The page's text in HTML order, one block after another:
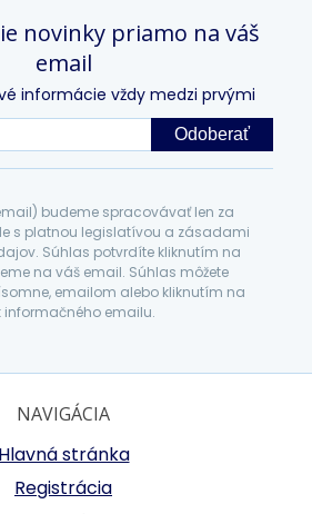
novinky priamo na váš
email
informácie vždy medzi prvými
Odoberať
budeme spracovávať len za
s platnou legislatívou a zásadami
Súhlas potvrdíte kliknutím na
na váš email. Súhlas môžete
emailom alebo kliknutím na
informačného emailu.
NAVIGÁCIA
Hlavná stránka
Registrácia